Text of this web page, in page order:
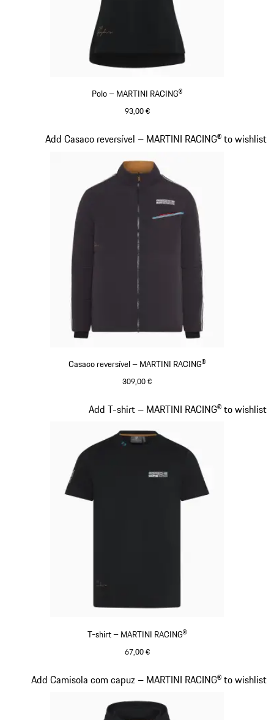
Polo – MARTINI RACING®
93,00 €
Casaco reversível – MARTINI RACING®
309,00 €
Add Casaco reversível – MARTINI RACING® to wishlist
Diapositivo 7 de 20
T-shirt – MARTINI RACING®
67,00 €
Add T-shirt – MARTINI RACING® to wishlist
Add Camisola com capuz – MARTINI RACING® to wishlist
Diapositivo 9 de 20